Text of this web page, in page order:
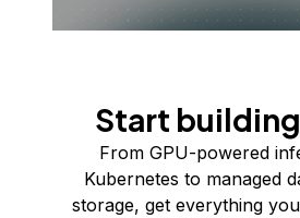
Start
From GPU-powered
Kubernetes to managed
storage, get everything